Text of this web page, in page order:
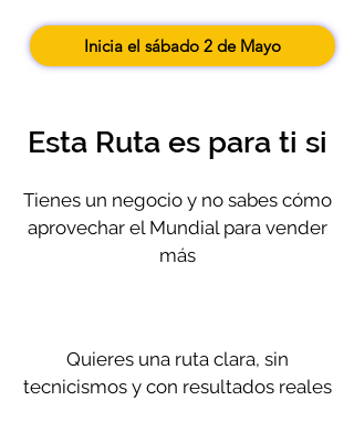
Inicia el sábado 2 de Mayo
Esta Ruta es para ti si
Tienes un negocio y no sabes cómo
aprovechar el Mundial para vender
más
Quieres una ruta clara, sin
tecnicismos y con resultados reales